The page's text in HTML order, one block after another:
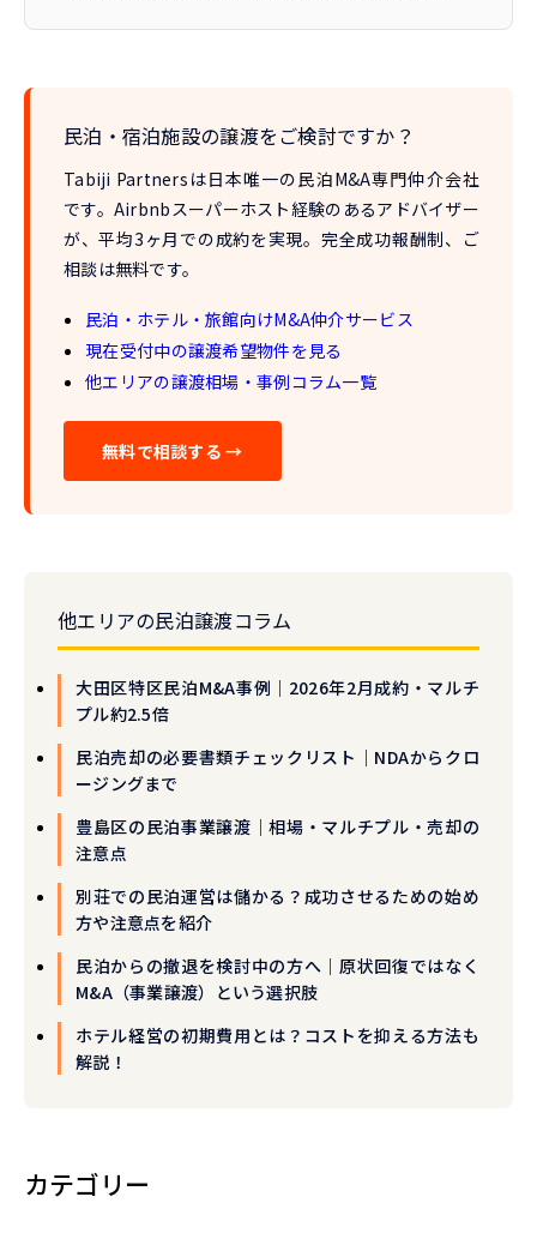
民泊・宿泊施設の譲渡をご検討ですか？
Tabiji Partnersは日本唯一の民泊M&A専門仲介会社
です。Airbnbスーパーホスト経験のあるアドバイザー
が、平均3ヶ月での成約を実現。完全成功報酬制、ご
相談は無料です。
民泊・ホテル・旅館向けM&A仲介サービス
現在受付中の譲渡希望物件を見る
他エリアの譲渡相場・事例コラム一覧
無料で相談する →
他エリアの民泊譲渡コラム
大田区特区民泊M&A事例｜2026年2月成約・マルチ
プル約2.5倍
民泊売却の必要書類チェックリスト｜NDAからクロ
ージングまで
豊島区の民泊事業譲渡｜相場・マルチプル・売却の
注意点
別荘での民泊運営は儲かる？成功させるための始め
方や注意点を紹介
民泊からの撤退を検討中の方へ｜原状回復ではなく
M&A（事業譲渡）という選択肢
ホテル経営の初期費用とは？コストを抑える方法も
解説！
カテゴリー